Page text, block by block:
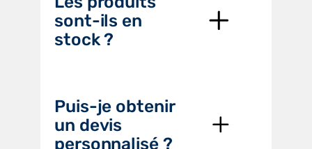
sont-ils en
stock ?
Puis-je obtenir
un devis
personnalisé ?